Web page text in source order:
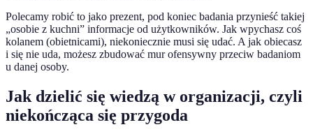
Polecamy robić to jako prezent, pod koniec badania przynieść takiej
„osobie z kuchni” informacje od użytkowników. Jak wpychasz coś
kolanem (obietnicami), niekoniecznie musi się udać. A jak obiecasz
i się nie uda, możesz zbudować mur ofensywny przeciw badaniom
u danej osoby.
Jak dzielić się wiedzą w organizacji, czyli
niekończąca się przygoda